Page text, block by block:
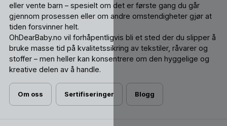
eller vente barn – spesielt om det er første gang du går
gjennom prosessen eller om andre omstendigheter gjør at
tiden forsvinner helt.
OhDearBaby.no vil forhåpentligvis bli et sted der du slipper å
bruke masse tid på kvalitetssikring av tekstiler, råvarer og
stoffer – men heller kan konsentrere om den hyggelige og
kreative delen av å handle.
Om oss Sertifiseringer Blogg